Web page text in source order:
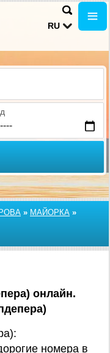
RU
» МАЙОРКА »
онлайн.
номера в